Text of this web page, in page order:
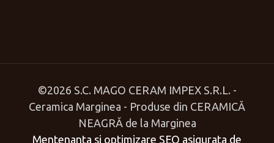
©2026 S.C. MAGO CERAM IMPEX S.R.L. -
Ceramica Marginea - Produse din CERAMICĂ
NEAGRĂ de la Marginea
Mentenanta si optimizare SEO asigurata de